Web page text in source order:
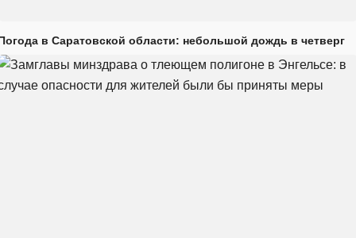
в Саратовской области: небольшой дождь в четверг